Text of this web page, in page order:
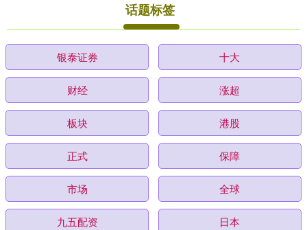
话题标签
银泰证券 十大
财经 涨超
板块 港股
正式 保障
市场 全球
九五配资 日本